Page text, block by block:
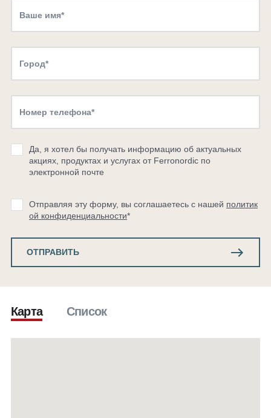
Да, я хотел бы получать информацию об актуальных
акциях, продуктах и ​​услугах от Ferronordic по
электронной почте
Отправляя эту форму, вы соглашаетесь с нашей политик
ой конфиденциальности*
ОТПРАВИТЬ
Карта Список